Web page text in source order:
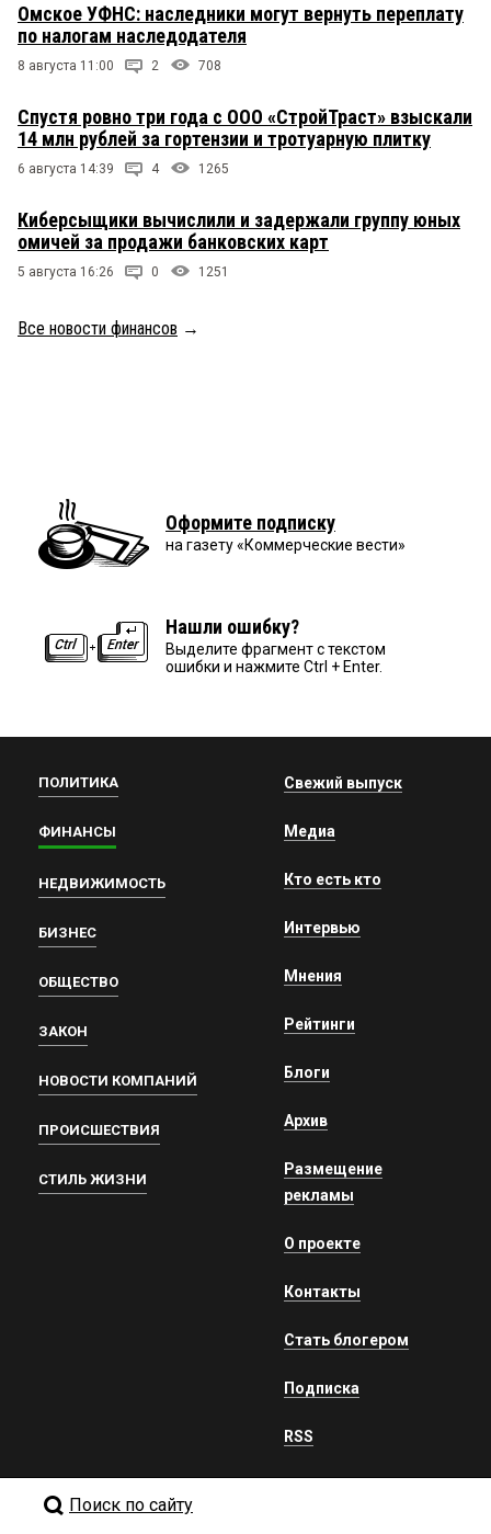
Омское УФНС: наследники могут вернуть переплату
по налогам наследодателя
8 августа 11:00 2 708
Спустя ровно три года с ООО «СтройТраст» взыскали
14 млн рублей за гортензии и тротуарную плитку
6 августа 14:39 4 1265
Киберсыщики вычислили и задержали группу юных
омичей за продажи банковских карт
5 августа 16:26 0 1251
Все новости финансов →
Оформите подписку
на газету «Коммерческие вести»
Нашли ошибку?
Выделите фрагмент с текстом
ошибки и нажмите Ctrl + Enter.
ПОЛИТИКА
ФИНАНСЫ
НЕДВИЖИМОСТЬ
БИЗНЕС
ОБЩЕСТВО
ЗАКОН
НОВОСТИ КОМПАНИЙ
ПРОИСШЕСТВИЯ
СТИЛЬ ЖИЗНИ
Свежий выпуск
Медиа
Кто есть кто
Интервью
Мнения
Рейтинги
Блоги
Архив
Размещение
рекламы
О проекте
Контакты
Стать блогером
Подписка
RSS
Поиск по сайту